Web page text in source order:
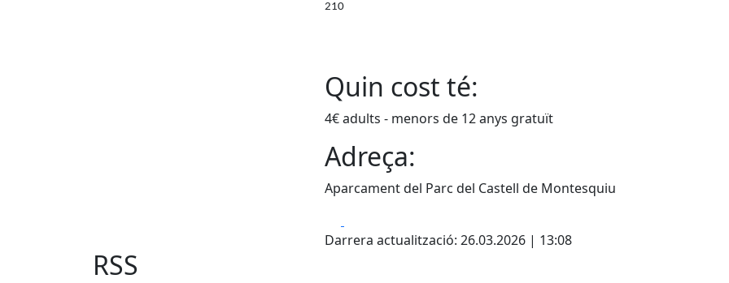
210
Quin cost té:
4€ adults - menors de 12 anys gratuït
Adreça:
Aparcament del Parc del Castell de Montesquiu
Darrera actualització: 26.03.2026 | 13:08
RSS